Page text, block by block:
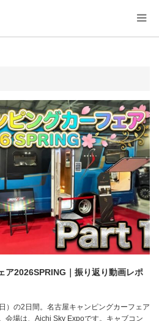
ア2026SPRING｜振り返り動画レポ
）の2日間。名古屋キャンピングカーフェア
会場は、Aichi Sky Expoです。キャブコン